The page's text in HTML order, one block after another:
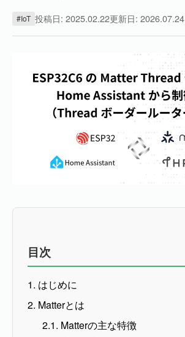
#IoT 投稿日: 2025.02.22更新日: 2026.07.24
目次
1. はじめに
2. Matterとは
2.1. Matterの主な特徴